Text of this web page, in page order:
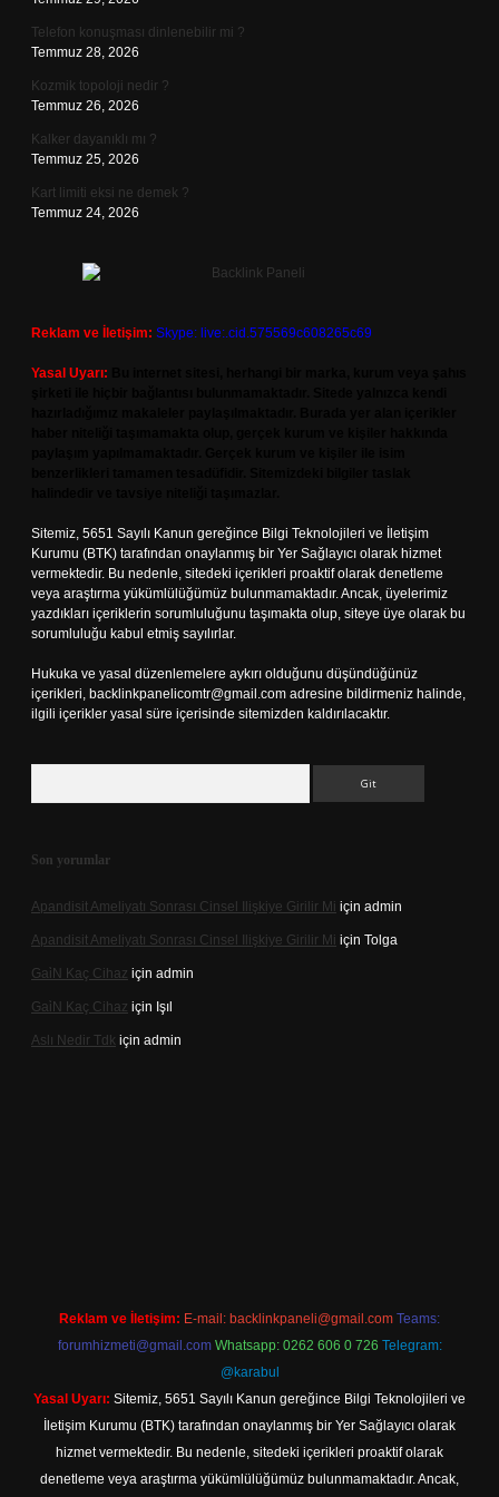
Telefon konuşması dinlenebilir mi ?
Temmuz 28, 2026
Kozmik topoloji nedir ?
Temmuz 26, 2026
Kalker dayanıklı mı ?
Temmuz 25, 2026
Kart limiti eksi ne demek ?
Temmuz 24, 2026
Reklam ve İletişim: Skype: live:.cid.575569c608265c69
Yasal Uyarı:
Sitemiz, 5651 Sayılı Kanun gereğince Bilgi Teknolojileri ve İletişim
Kurumu (BTK) tarafından onaylanmış bir Yer Sağlayıcı olarak hizmet
vermektedir. Bu nedenle, sitedeki içerikleri proaktif olarak denetleme
veya araştırma yükümlülüğümüz bulunmamaktadır. Ancak, üyelerimiz
yazdıkları içeriklerin sorumluluğunu taşımakta olup, siteye üye olarak bu
sorumluluğu kabul etmiş sayılırlar.
Hukuka ve yasal düzenlemelere aykırı olduğunu düşündüğünüz
içerikleri, backlinkpanelicomtr@gmail.com adresine bildirmeniz halinde,
ilgili içerikler yasal süre içerisinde sitemizden kaldırılacaktır.
Son yorumlar
Apandisit Ameliyatı Sonrası Cinsel Ilişkiye Girilir Mi için admin
Apandisit Ameliyatı Sonrası Cinsel Ilişkiye Girilir Mi için Tolga
Gai̇N Kaç Cihaz için admin
Gai̇N Kaç Cihaz için Işıl
Aslı Nedir Tdk için admin
Reklam ve İletişim: E-mail: backlinkpaneli@gmail.com Teams:
forumhizmeti@gmail.com Whatsapp: 0262 606 0 726 Telegram:
@karabul
Yasal Uyarı: Sitemiz, 5651 Sayılı Kanun gereğince Bilgi Teknolojileri ve
İletişim Kurumu (BTK) tarafından onaylanmış bir Yer Sağlayıcı olarak
hizmet vermektedir. Bu nedenle, sitedeki içerikleri proaktif olarak
denetleme veya araştırma yükümlülüğümüz bulunmamaktadır. Ancak,